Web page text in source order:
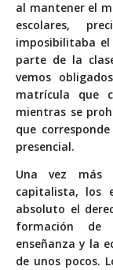
al mantener el
escolares,
imposibilitaba el
parte de la
vemos
matrícula que
mientras se
que
presencial.
Una vez más
capitalista, los
absoluto el
formación de
enseñanza y la
de unos pocos.